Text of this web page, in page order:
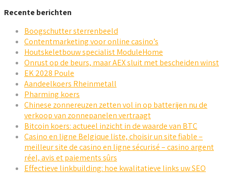
Recente berichten
Boogschutter sterrenbeeld
Contentmarketing voor online casino’s
Houtskeletbouw specialist ModuleHome
Onrust op de beurs, maar AEX sluit met bescheiden winst
EK 2028 Poule
Aandeelkoers Rheinmetall
Pharming koers
Chinese zonnereuzen zetten vol in op batterijen nu de
verkoop van zonnepanelen vertraagt
Bitcoin koers: actueel inzicht in de waarde van BTC
Casino en ligne Belgique liste, choisir un site fiable –
meilleur site de casino en ligne sécurisé – casino argent
réel, avis et paiements sûrs
Effectieve linkbuilding: hoe kwalitatieve links uw SEO